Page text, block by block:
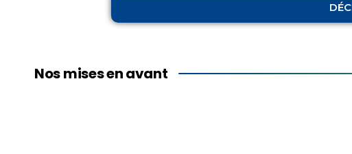
Nos mises en avant